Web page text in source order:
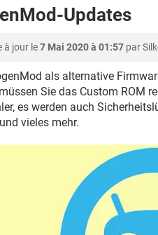
Updates
à jour le7 Mai 2020 à 01:57 par
als alternative
Sie das Custom ROM
es werden auch
vieles mehr.